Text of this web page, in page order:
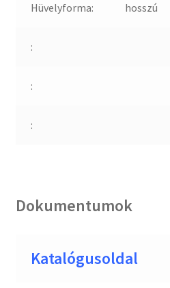
Hüvelyforma: hosszú
:
:
:
Dokumentumok
Katalógusoldal